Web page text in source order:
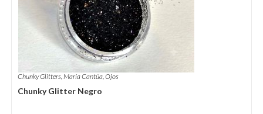
Chunky Glitters,María Cantúa,Ojos
Chunky Glitter Negro